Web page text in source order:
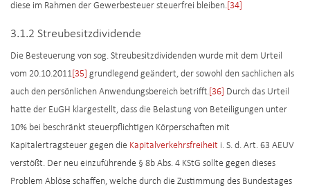
diese im Rahmen der Gewerbesteuer steuerfrei bleiben. [34]
3.1.2 Streubesitzdividende
Die Besteuerung von sog. Streubesitzdividenden wurde mit dem Urteil
vom 20.10.2011 [35] grundlegend geändert, der sowohl den sachlichen als
auch den persönlichen Anwendungsbereich betrifft. [36] Durch das Urteil
hatte der EuGH klargestellt, dass die Belastung von Beteiligungen unter
10% bei beschränkt steuerpflichtigen Körperschaften mit
Kapitalertragsteuer gegen die Kapitalverkehrsfreiheit i. S. d. Art. 63 AEUV
verstößt. Der neu einzuführende § 8b Abs. 4 KStG sollte gegen dieses
Problem Ablöse schaffen, welche durch die Zustimmung des Bundestages